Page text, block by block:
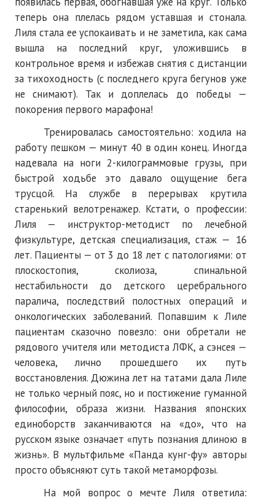
теперь она плелась рядом уставшая и стонала.
Лиля стала ее успокаивать и не заметила, как сама
вышла на последний круг, уложившись в
контрольное время и избежав снятия с дистанции
за тихоходность (с последнего круга бегунов уже
не снимают). Так и доплелась до победы —
покорения первого марафона!
Тренировалась самостоятельно: ходила на
работу пешком — минут 40 в один конец. Иногда
надевала на ноги 2-килограммовые грузы, при
быстрой ходьбе это давало ощущение бега
трусцой. На службе в перерывах крутила
старенький велотренажер. Кстати, о профессии:
Лиля — инструктор-методист по лечебной
физкультуре, детская специализация, стаж — 16
лет. Пациенты — от 3 до 18 лет с патологиями: от
плоскостопия, сколиоза, спинальной
нестабильности до детского церебрального
паралича, последствий полостных операций и
онкологических заболеваний. Попавшим к Лиле
пациентам сказочно повезло: они обретали не
рядового учителя или методиста ЛФК, а сэнсея —
человека, лично прошедшего их путь
восстановления. Дюжина лет на татами дала Лиле
не только черный пояс, но и постижение гуманной
философии, образа жизни. Названия японских
единоборств заканчиваются на «до», что на
русском языке означает «путь познания длиною в
жизнь». В мультфильме «Панда кунг-фу» авторы
просто объясняют суть такой метаморфозы.
На мой вопрос о мечте Лиля ответила: